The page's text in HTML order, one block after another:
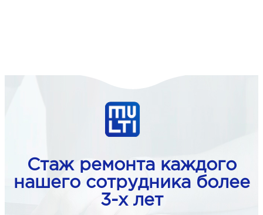
Стаж ремонта каждого
нашего сотрудника более
3-х лет